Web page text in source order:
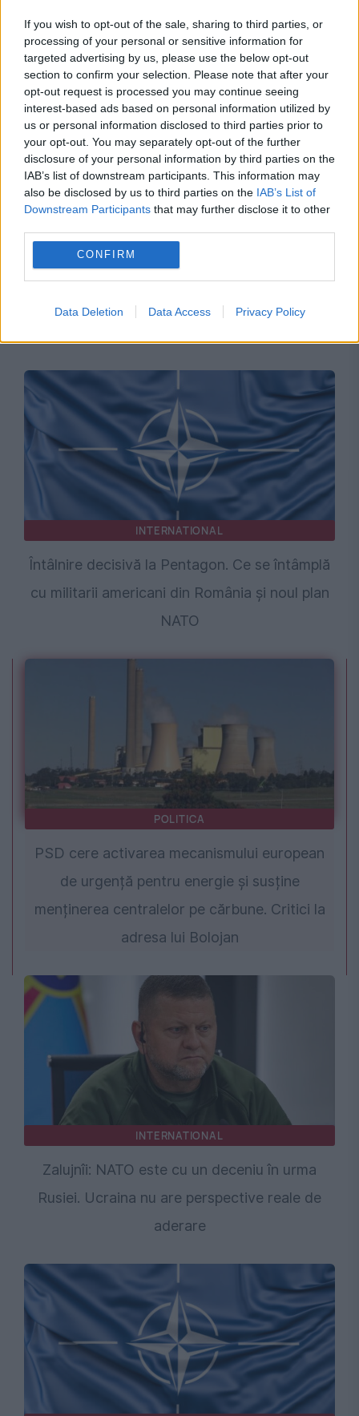
If you wish to opt-out of the sale, sharing to third parties, or
processing of your personal or sensitive information for
targeted advertising by us, please use the below opt-out
section to confirm your selection. Please note that after your
opt-out request is processed you may continue seeing
interest-based ads based on personal information utilized by
us or personal information disclosed to third parties prior to
your opt-out. You may separately opt-out of the further
disclosure of your personal information by third parties on the
IAB’s list of downstream participants. This information may
also be disclosed by us to third parties on the IAB’s List of
Downstream Participants that may further disclose it to other
CONFIRM
Data Deletion Data Access Privacy Policy
Recomandările noastre
INTERNATIONAL
aeriene din România, Bulgaria și Spania își
INTERNATIONAL
Întâlnire decisivă la Pentagon. Ce se întâmplă
cu militarii americani din România și noul plan
NATO
POLITICA
PSD cere activarea mecanismului european
de urgență pentru energie și susține
menținerea centralelor pe cărbune. Critici la
adresa lui Bolojan
INTERNATIONAL
Zalujnîi: NATO este cu un deceniu în urma
Rusiei. Ucraina nu are perspective reale de
aderare